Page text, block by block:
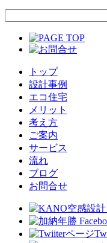
トップ
設計事例
エコ住宅
メリット
考え方
ご案内
サービス
流れ
ブログ
お問合せ